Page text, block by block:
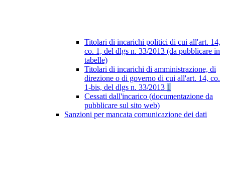
Titolari di incarichi politici di cui all'art. 14,
co. 1, del dlgs n. 33/2013 (da pubblicare in
tabelle)
Titolari di incarichi di amministrazione, di
direzione o di governo di cui all'art. 14, co.
1-bis, del dlgs n. 33/2013 1
Cessati dall'incarico (documentazione da
pubblicare sul sito web)
Sanzioni per mancata comunicazione dei dati